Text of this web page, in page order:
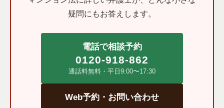
疑問にもお答えします。
電話で相談予約
0120-918-862
通話料無料・平日9:00〜17:30
Web予約・お問い合わせ